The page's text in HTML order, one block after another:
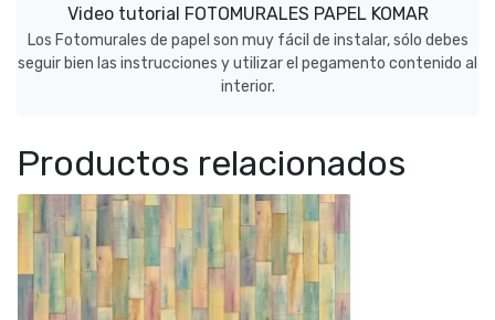
Video tutorial FOTOMURALES PAPEL KOMAR
Los Fotomurales de papel son muy fácil de instalar, sólo debes
seguir bien las instrucciones y utilizar el pegamento contenido al
interior.
Productos relacionados